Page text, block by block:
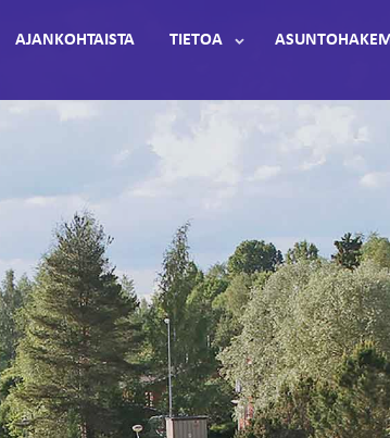
AJANKOHTAISTA TIETOA